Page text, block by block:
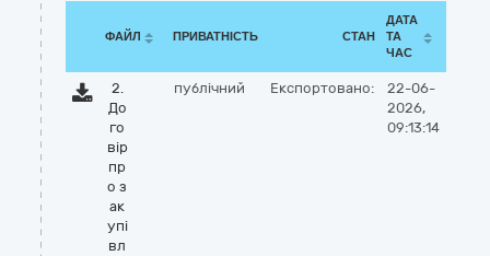
ФАЙЛ ПРИВАТНІСТЬ СТАН
ДАТА
ТА
ЧАС
2.
До
го
вір
пр
о з
ак
упі
вл
публічний Експортовано:
22-06-
2026,
09:13:14